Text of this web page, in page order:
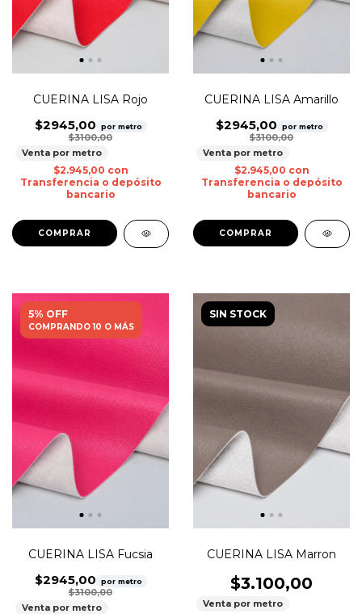
CUERINA LISA Rojo
$2945,00 por metro
$3100,00
Venta por metro
$2.945,00 con
Transferencia o depósito
bancario
CUERINA LISA Amarillo
$2945,00 por metro
$3100,00
Venta por metro
$2.945,00 con
Transferencia o depósito
bancario
5% OFF
COMPRANDO 10 O MÁS
CUERINA LISA Fucsia
$2945,00 por metro
$3100,00
Venta por metro
SIN STOCK
CUERINA LISA Marron
$3.100,00
Venta por metro